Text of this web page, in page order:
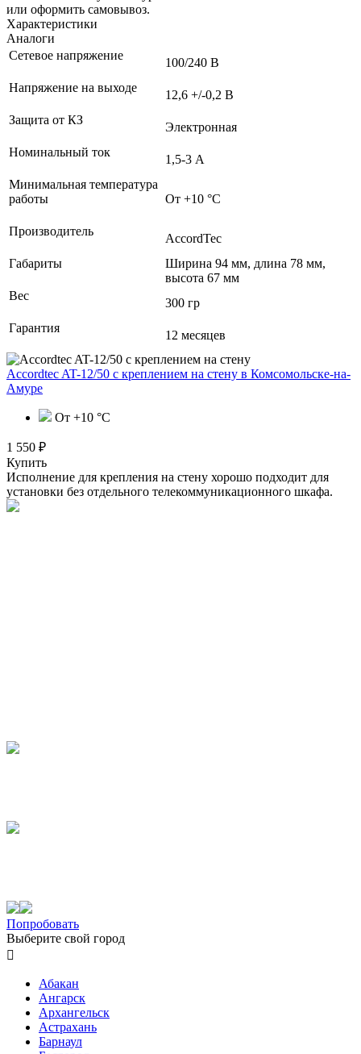
или оформить самовывоз.
Характеристики
Аналоги
Сетевое напряжение
100/240 В
Напряжение на выходе
12,6 +/-0,2 В
Защита от КЗ
Электронная
Номинальный ток
1,5-3 А
Минимальная температура
работы
От +10 °С
Производитель
AccordTec
Габариты
Ширина 94 мм, длина 78 мм,
высота 67 мм
Вес
300 гр
Гарантия
12 месяцев
Accordtec AT-12/50 с креплением на стену в Комсомольске-на-
Амуре
От +10 °С
1 550 ₽
Купить
Исполнение для крепления на стену хорошо подходит для
установки без отдельного телекоммуникационного шкафа.
Попробовать
Выберите свой город

Абакан
Ангарск
Архангельск
Астрахань
Барнаул